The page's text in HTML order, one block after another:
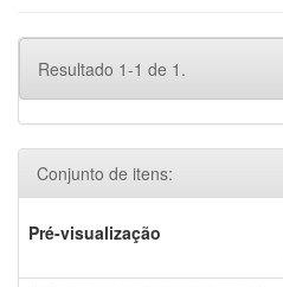
Resultado 1-1 de 1.
Conjunto de itens:
Pré-visualização